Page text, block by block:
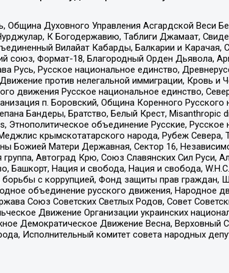
Духовного Управления Асгардской Веси
К Богодержавию, Таблиги Джамаат,
Вилайат Кабарды, Балкарии и Карачая,
союз, Формат-18, Благородный Орден Дьявола,
Русь, Русское национальное единство,
против нелегальной иммиграции, Кровь и
движения Русское национальное единство,
п. Боровский, Община Коренного Русского
Бандеры, Братство, Белый Крест, Misanthropic
Этнополитическое объединение Русские, Русское
крымскотатарского народа, Рубеж Севера,
Божией Матери Державная, Сектор 16,
Автоград Крю, Союз Славянских Сил Руси,
Башкорт, Нация и свобода, Нация и свобода,
с коррупцией, Фонд защиты прав граждан,
объединение русского движения, Народное
Союз Советских Светлых Родов, Совет
Движение Организации украинских
Демократическое Движение Весна, Верховный
Исполнительный комитет совета народных